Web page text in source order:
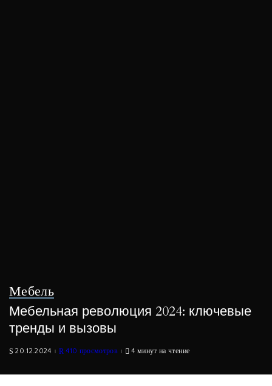
Мебель
Мебельная революция 2024: ключевые
тренды и вызовы
20.12.2024 410 просмотров 4 минут на чтение